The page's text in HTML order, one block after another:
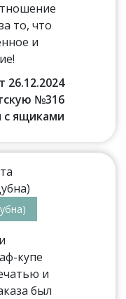
то, что
и
26.12.2024
№316
с ящиками
купе
и
был